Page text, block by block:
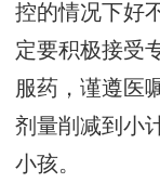
控的情况下好
定要积极接受
服药，谨遵医
剂量削减到小
小孩。